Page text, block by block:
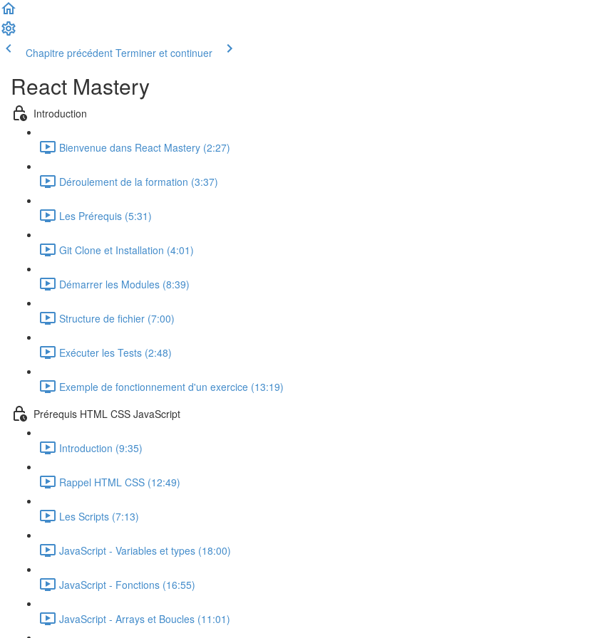
Chapitre précédent Terminer et continuer
React Mastery
Introduction
Bienvenue dans React Mastery (2:27)
Déroulement de la formation (3:37)
Les Prérequis (5:31)
Git Clone et Installation (4:01)
Démarrer les Modules (8:39)
Structure de fichier (7:00)
Exécuter les Tests (2:48)
Exemple de fonctionnement d'un exercice (13:19)
Prérequis HTML CSS JavaScript
Introduction (9:35)
Rappel HTML CSS (12:49)
Les Scripts (7:13)
JavaScript - Variables et types (18:00)
JavaScript - Fonctions (16:55)
JavaScript - Arrays et Boucles (11:01)